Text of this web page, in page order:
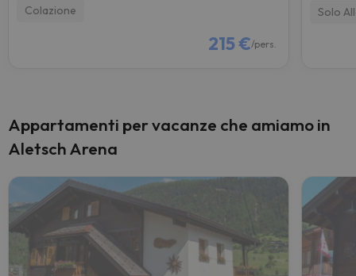
Colazione
215 €/pers.
Solo
Appartamenti per vacanze che amiamo in
Aletsch Arena